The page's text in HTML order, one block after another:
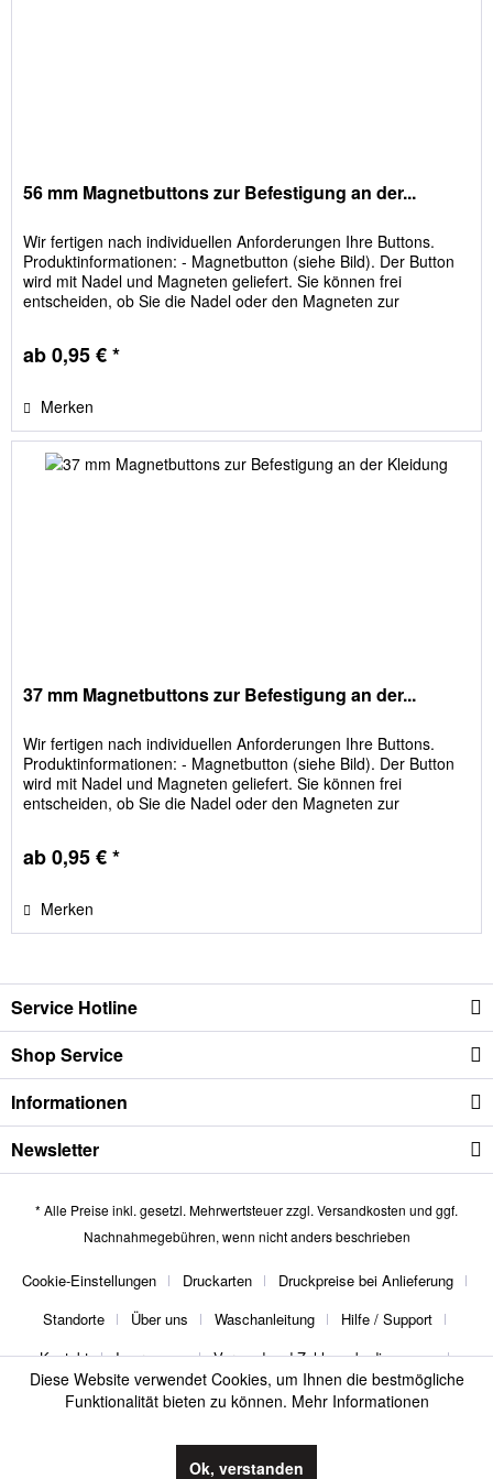
56 mm Magnetbuttons zur Befestigung an der...
Wir fertigen nach individuellen Anforderungen Ihre Buttons.
Produktinformationen: - Magnetbutton (siehe Bild). Der Button
wird mit Nadel und Magneten geliefert. Sie können frei
entscheiden, ob Sie die Nadel oder den Magneten zur
diese zu beschädigen - wir...
ab 0,95 € *
Merken
37 mm Magnetbuttons zur Befestigung an der...
Wir fertigen nach individuellen Anforderungen Ihre Buttons.
Produktinformationen: - Magnetbutton (siehe Bild). Der Button
wird mit Nadel und Magneten geliefert. Sie können frei
entscheiden, ob Sie die Nadel oder den Magneten zur
diese zu beschädigen - wir...
ab 0,95 € *
Merken
Service Hotline
Shop Service
Informationen
Newsletter
* Alle Preise inkl. gesetzl. Mehrwertsteuer zzgl. Versandkosten und ggf.
Nachnahmegebühren, wenn nicht anders beschrieben
Cookie-Einstellungen Druckarten
Druckpreise bei Anlieferung
Standorte
Über uns Waschanleitung
Hilfe / Support
Kontakt
Impressum
Versand und Zahlungsbedingungen
Widerrufsrecht
Datenschutz
AGB
Diese Website verwendet Cookies, um Ihnen die bestmögliche
Funktionalität bieten zu können. Mehr Informationen
Ok, verstanden